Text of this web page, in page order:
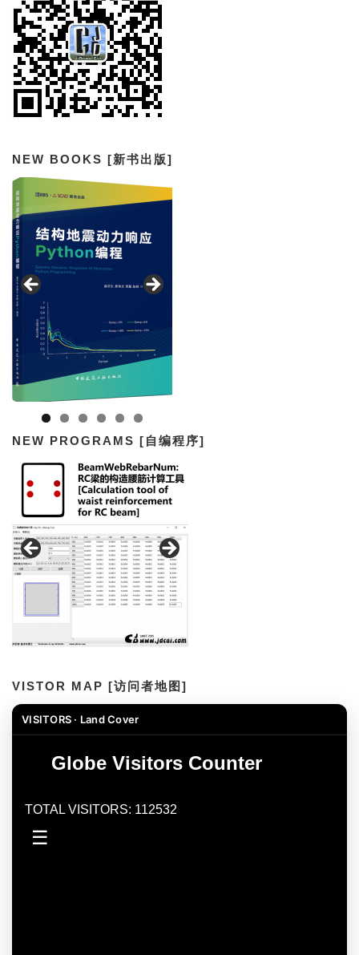
NEW BOOKS [新书出版]
NEW PROGRAMS [自编程序]
VISTOR MAP [访问者地图]
VISITORS · Land Cover